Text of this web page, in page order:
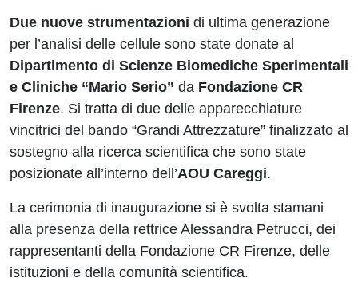
Due nuove strumentazioni di ultima generazione
per l’analisi delle cellule sono state donate al
Dipartimento di Scienze Biomediche Sperimentali
e Cliniche “Mario Serio” da Fondazione CR
Firenze. Si tratta di due delle apparecchiature
vincitrici del bando “Grandi Attrezzature” finalizzato al
sostegno alla ricerca scientifica che sono state
posizionate all’interno dell’AOU Careggi.
La cerimonia di inaugurazione si è svolta stamani
alla presenza della rettrice Alessandra Petrucci, dei
rappresentanti della Fondazione CR Firenze, delle
istituzioni e della comunità scientifica.